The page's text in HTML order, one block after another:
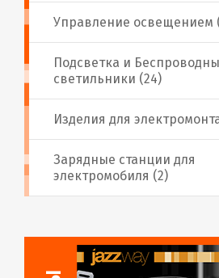
Подсветка и
светильники (24)
Изделия для
Управление освещением
Зарядные станции для
электромобиля (2)